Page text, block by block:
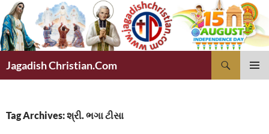
Skip
to
content
Jagadish Christian.Com
Tag Archives: શ્રી. ભગા ટીસા